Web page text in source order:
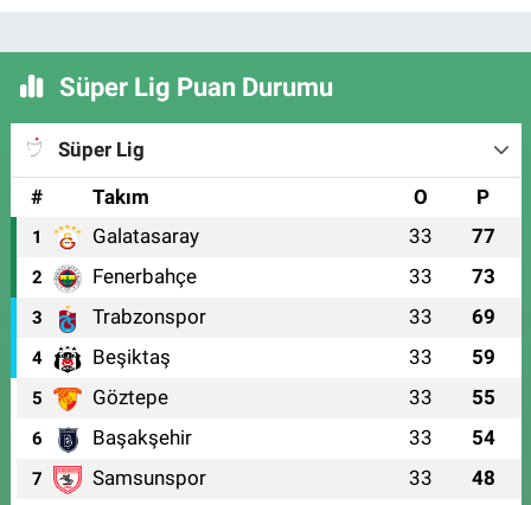
Süper Lig Puan Durumu
Süper Lig
#
Takım O P
1 Galatasaray 33 77
2 Fenerbahçe 33 73
3 Trabzonspor 33 69
4 Beşiktaş 33 59
5 Göztepe 33 55
6 Başakşehir 33 54
7 Samsunspor 33 48